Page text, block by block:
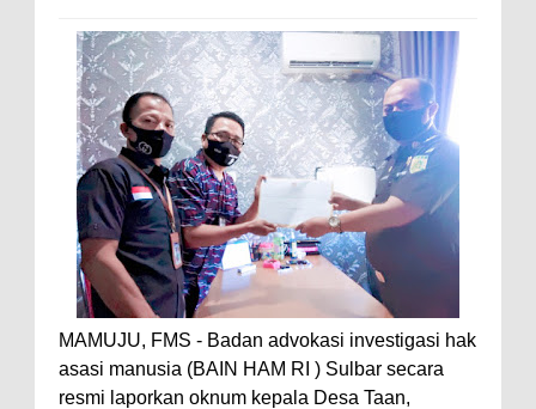
MAMUJU, FMS - Badan advokasi investigasi hak
asasi manusia (BAIN HAM RI ) Sulbar secara
resmi laporkan oknum kepala Desa Taan,